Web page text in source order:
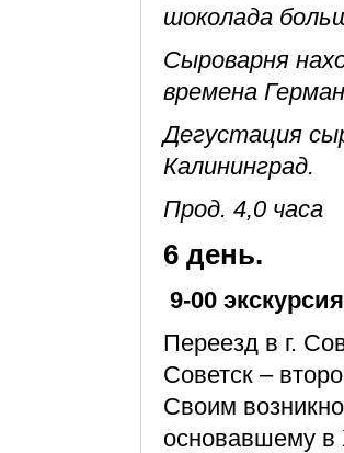
шоколада
Сыроварня
времена
Дегустация
Калининград.
Прод. 4,0 часа
6 день.
9-00
Переезд в г.
Советск –
Своим
основавшему в